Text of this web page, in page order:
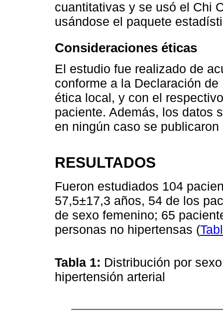
cuantitativas y se usó el Chi
usándose el paquete
Consideraciones éticas
El estudio fue realizado de
conforme a la Declaración
ética local, y con el
paciente. Además, los datos
en ningún caso se
RESULTADOS
Fueron estudiados 104
57,5±17,3 años, 54 de los
de sexo femenino; 65
personas no hipertensas (
Tabla 1: Distribución por
hipertensión arterial